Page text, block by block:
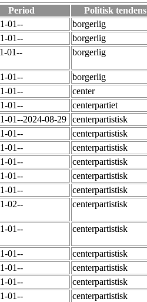
Period Politisk tendens
01-- borgerlig
01-- borgerlig
01-- borgerlig
01-- borgerlig
01-- center
01-- centerpartiet
01--2024-08-29 centerpartistisk
01-- centerpartistisk
01-- centerpartistisk
01-- centerpartistisk
01-- centerpartistisk
01-- centerpartistisk
02-- centerpartistisk
01-- centerpartistisk
01-- centerpartistisk
01-- centerpartistisk
01-- centerpartistisk
01-- centerpartistisk